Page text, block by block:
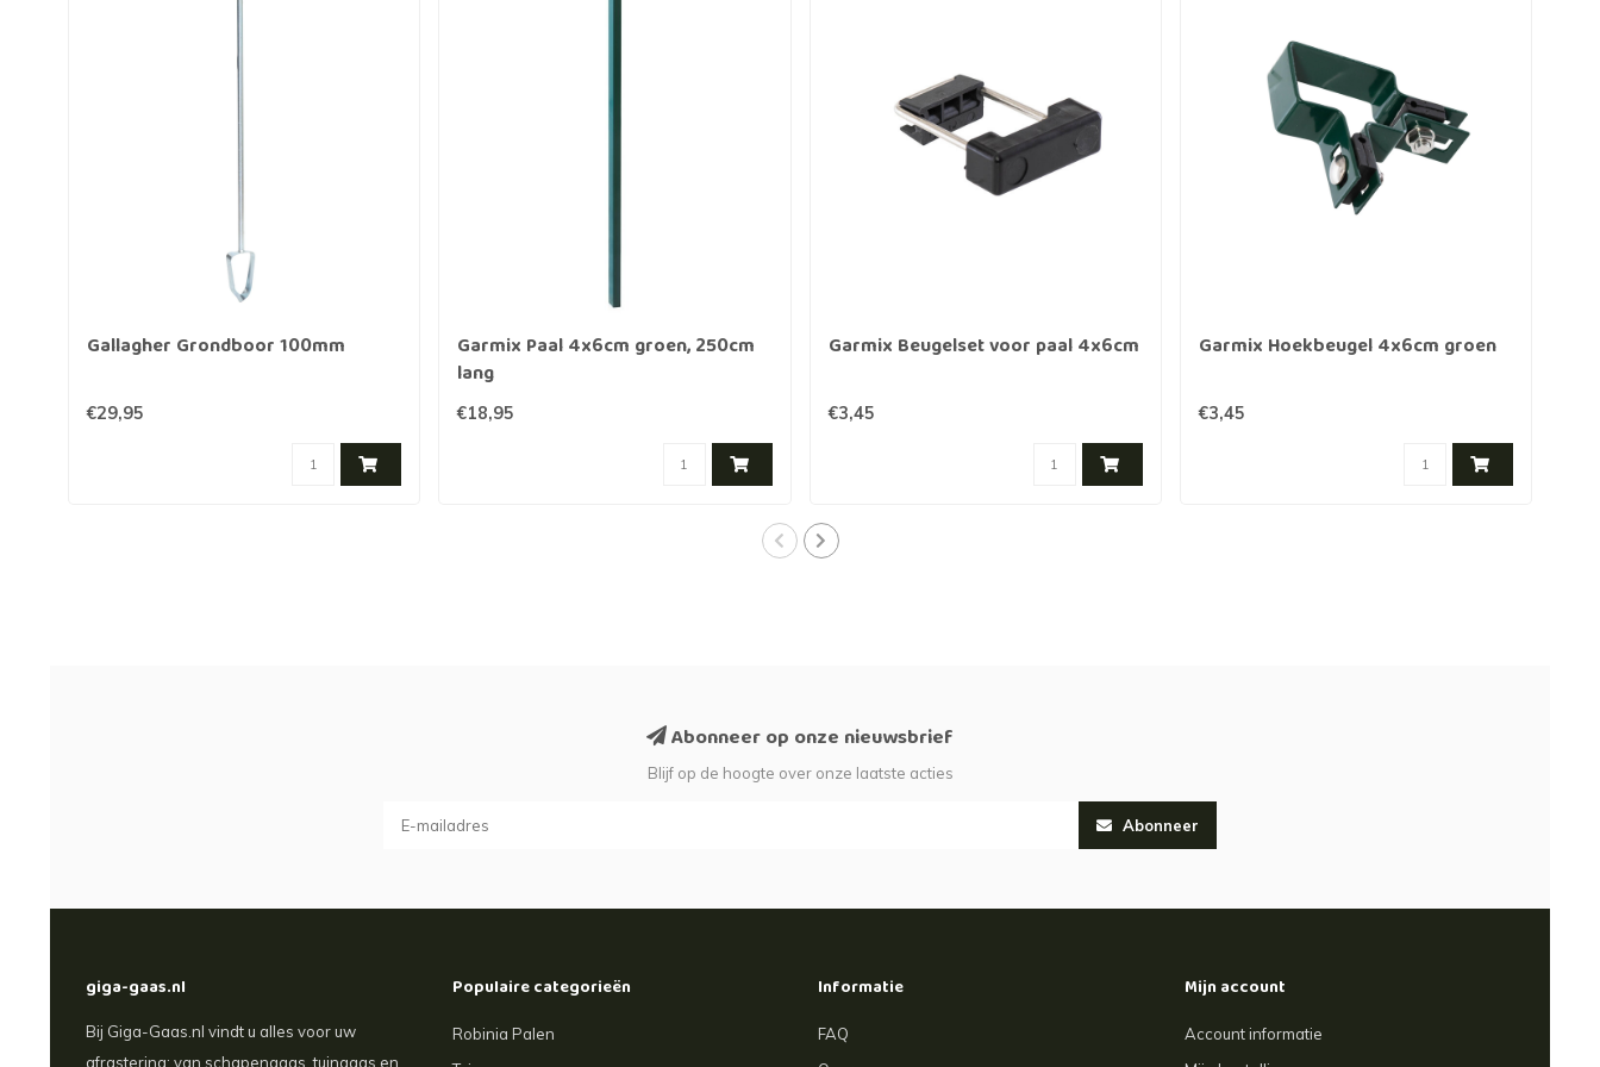
Gallagher Grondboor 100mm
€29,95
Garmix Paal 4x6cm groen, 250cm
lang
€18,95
Garmix Beugelset voor paal 4x6cm
€3,45
Garmix Hoekbeugel 4x6cm groen
€3,45
Abonneer op onze nieuwsbrief
Blijf op de hoogte over onze laatste acties
Abonneer
giga-gaas.nl
Bij Giga-Gaas.nl vindt u alles voor uw
afrastering: van schapengaas, tuingaas en
Populaire categorieën
Robinia Palen
Informatie
FAQ
Mijn account
Account informatie